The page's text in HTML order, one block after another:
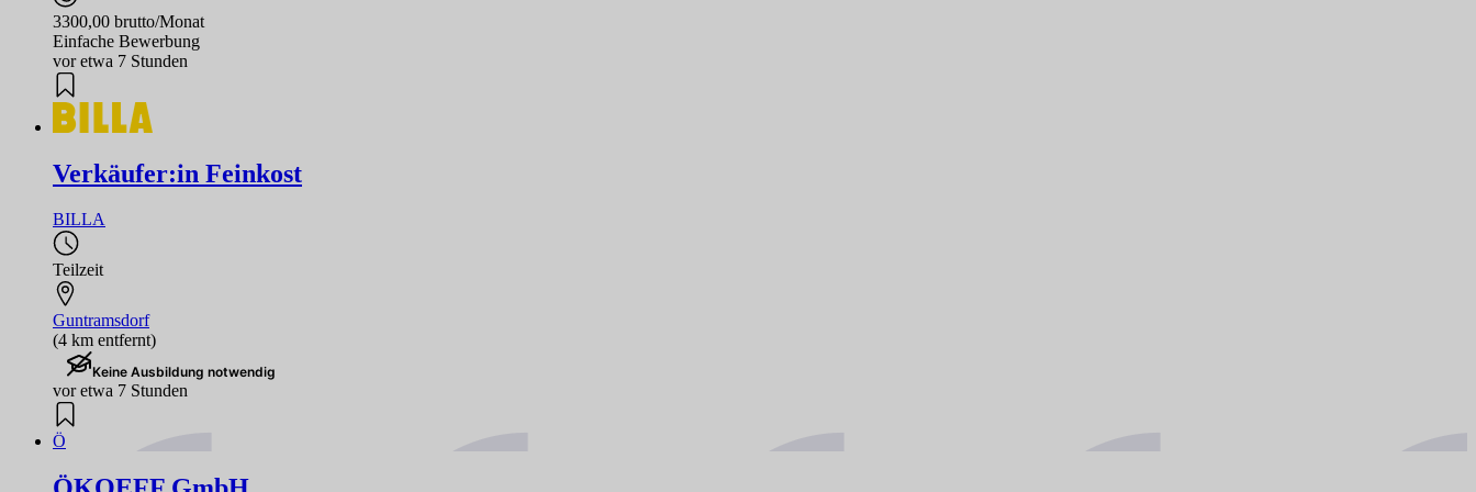
3300,00 brutto/Monat
Einfache Bewerbung
vor etwa 7 Stunden
Verkäufer:in Feinkost
BILLA
Teilzeit
Guntramsdorf
(4 km entfernt)
Keine Ausbildung notwendig
vor etwa 7 Stunden
Ö